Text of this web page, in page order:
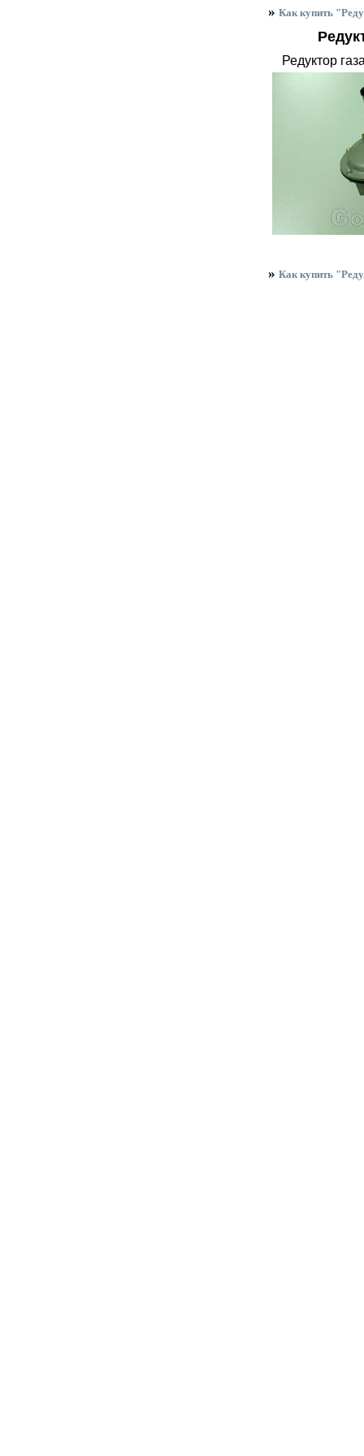
» Как купить
Редуктор
» Как купить